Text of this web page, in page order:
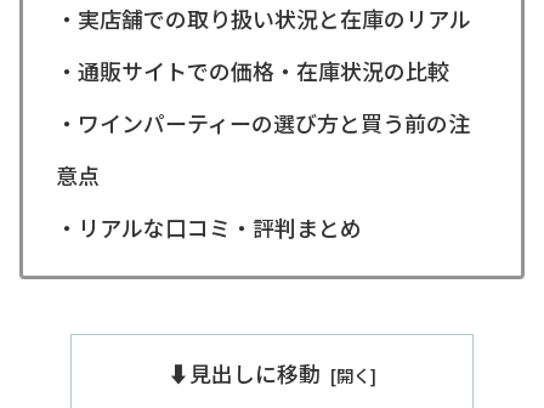
・実店舗での取り扱い状況と在庫のリアル
・通販サイトでの価格・在庫状況の比較
・ワインパーティーの選び方と買う前の注
意点
・リアルな口コミ・評判まとめ
⬇️見出しに移動